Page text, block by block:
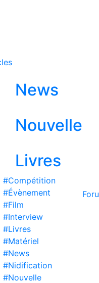
News
Nouvelle
Livres
#Compétition
#Évènement
#Film
#Interview
#Livres
#Matériel
#News
#Nidification
#Nouvelle